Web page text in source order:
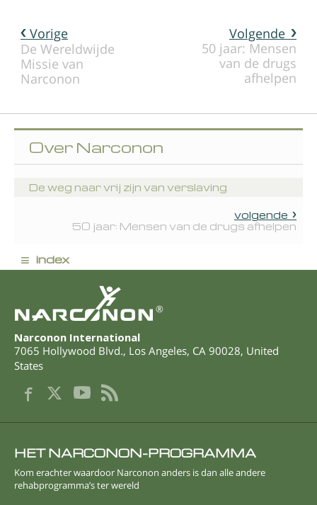
Volgende
50 jaar: Mensen
van de drugs
afhelpen
Vorige
De Wereldwijde
Missie van
Narconon
Over Narconon
De weg naar vrij zijn van verslaving
volgende
50 jaar: Mensen van de drugs afhelpen
≡ index
®
Narconon International
7065 Hollywood Blvd., Los Angeles, CA 90028, United
States
HET NARCONON-PROGRAMMA
Kom erachter waardoor Narconon anders is dan alle andere
rehabprogramma’s ter wereld